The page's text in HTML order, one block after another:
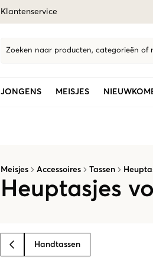
Klantenservice
Zoeken naar producten, categorieën of
JONGENS MEISJES
Meisjes Accessoires Tassen
Heuptasjes
BACK Handtassen